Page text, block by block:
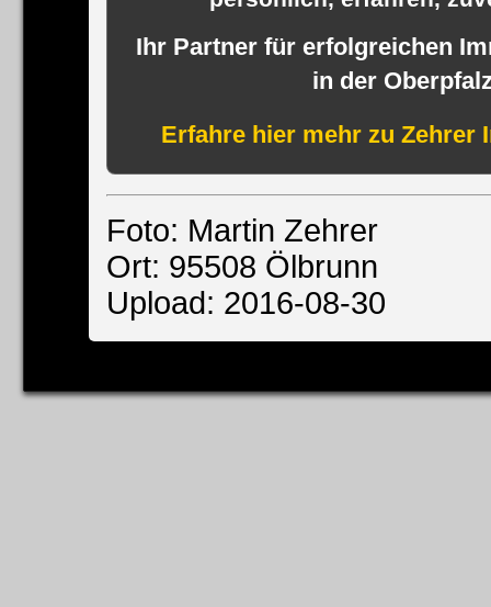
Ihr Partner für erfolgreichen
in der
Erfahre hier mehr zu Zehrer
Foto: Martin Zehrer
Ort: 95508 Ölbrunn
Upload: 2016-08-30